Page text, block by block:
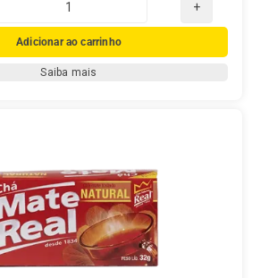
Chá
Mate
Real
Adicionar ao carrinho
Saiba mais